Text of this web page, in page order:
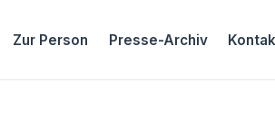
Zur Person Presse-Archiv